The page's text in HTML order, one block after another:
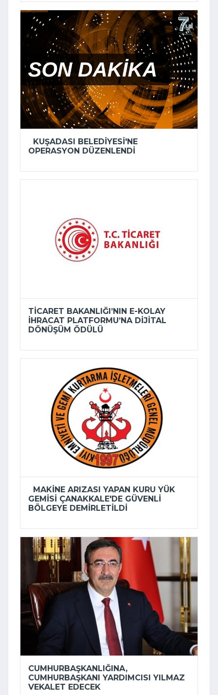
KUŞADASI BELEDIYESI'NE
OPERASYON DÜZENLENDI
TICARET BAKANLIĞI’NIN E-KOLAY
İHRACAT PLATFORMU’NA DIJITAL
DÖNÜŞÜM ÖDÜLÜ
MAKINE ARIZASI YAPAN KURU YÜK
GEMISI ÇANAKKALE'DE GÜVENLI
BÖLGEYE DEMIRLETILDI
CUMHURBAŞKANLIĞINA,
CUMHURBAŞKANI YARDIMCISI YILMAZ
VEKALET EDECEK